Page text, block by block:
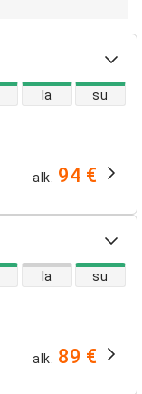
la su
alk. 94 €
la su
alk. 89 €